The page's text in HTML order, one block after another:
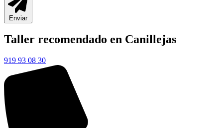
Enviar
Taller recomendado en Canillejas
919 93 08 30